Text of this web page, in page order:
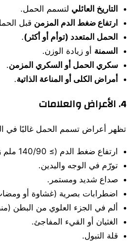
التاريخ العائلي لتسمم الحمل.
ارتفاع ضغط الدم المزمن قبل
الحمل المتعدد (توأم أو أكثر).
السمنة أو زيادة الوزن.
سكري الحمل أو السكري المزمن.
أمراض الكلى أو المناعة الذاتية.
4. الأعراض والعلامات
تظهر أعراض تسمم الحمل غالبًا في
ارتفاع ضغط الدم (≥ 140/90 ملم زئبق).
تورّم في الوجه واليدين.
صداع شديد ومستمر.
اضطرابات بصرية (غشاوة أو
ألم في الجزء العلوي من البطن
الغثيان أو القيء المفاجئ.
قلة التبول.